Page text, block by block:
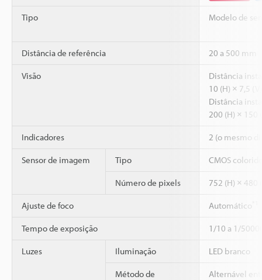
Tipo Modelo de
Distância de referência 20 a 500 mm
Visão
Distância
10 (H) × 7,5
Distância
200 (H) × 150
Indicadores 2 (o mesmo
Sensor de imagem Tipo CMOS
Número de pixels 752 (H) × 480
Ajuste de foco Automático
Tempo de exposição 1/10 a 1/
Luzes Iluminação LED branco
Método de
Alternável